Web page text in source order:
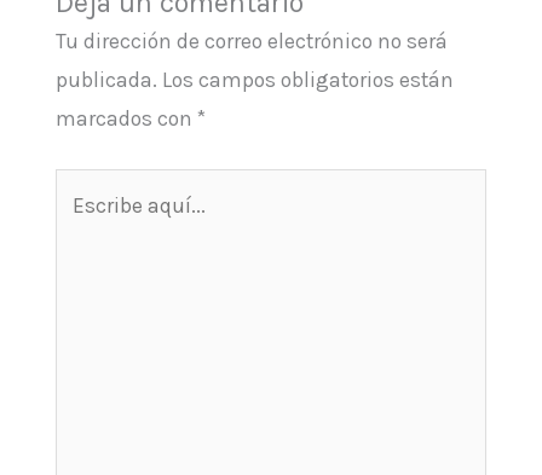
Tu dirección de correo electrónico no será
publicada. Los campos obligatorios están
marcados con *